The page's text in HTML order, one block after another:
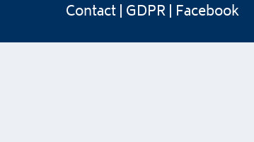
Contact| GDPR| Facebook